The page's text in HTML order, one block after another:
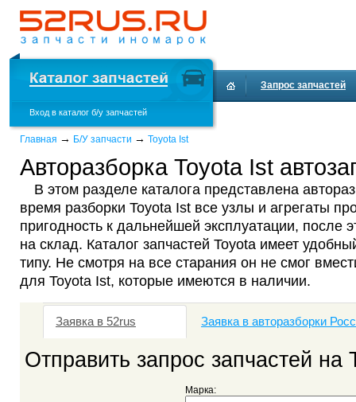
Вход в каталог б/у запчастей
Запрос запчастей
Главная → Б/У запчасти → Toyota Ist
Авторазборка Toyota Ist
В этом разделе каталога представлена
время разборки Toyota Ist все узлы и агрегаты
пригодность к дальнейшей эксплуатации, после
на склад. Каталог запчастей Toyota имеет
типу. Не смотря на все старания он не смог
для Toyota Ist, которые имеются в наличии.
Заявка в 52rus Заявка в авторазборки
Отправить запрос запчастей на
Марка: